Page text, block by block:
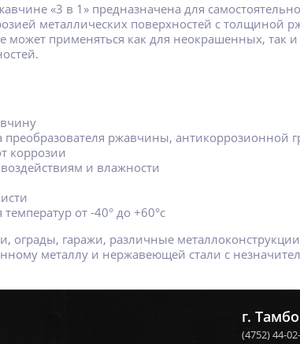
«3 в 1» предназначена для
металлических поверхностей с толщиной
может применяться как для неокрашенных,
преобразователя ржавчины,
коррозии
и влажности
от -40° до +60°с
ограды, гаражи, различные
металлу и нержавеющей стали с
г.
(4752) 44-